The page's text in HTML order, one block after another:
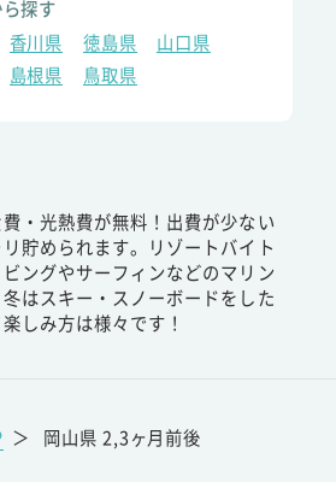
探す
香川県 徳島県
山口県
島根県 鳥取県
・光熱費が無料！出費が少ない
貯められます。リゾートバイト
ングやサーフィンなどのマリン
はスキー・スノーボードをした
しみ方は様々です！
＞ 岡山県 2,3ヶ月前後